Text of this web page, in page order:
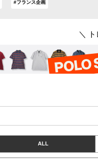
#フランス企画
＼
ALL